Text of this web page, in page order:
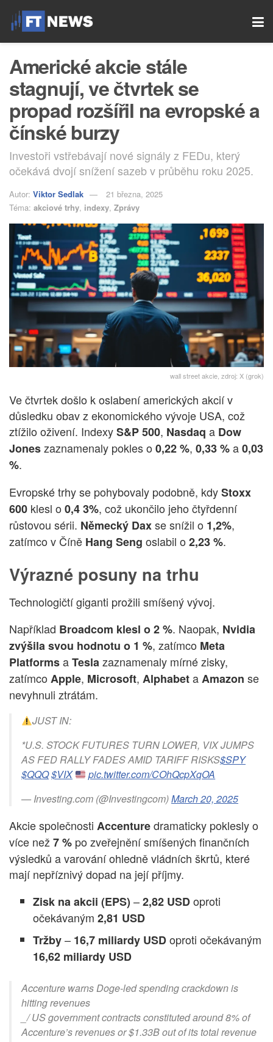
Americké akcie stále
stagnují, ve čtvrtek se
propad rozšířil na evropské a
čínské burzy
Investoři vstřebávají nové signály z FEDu, který
očekává dvojí snížení sazeb v průběhu roku 2025.
Autor: Viktor Sedlak
21 března, 2025
Téma: akciové trhy, indexy, Zprávy
wall street akcie, zdroj: X (grok)
Ve čtvrtek došlo k oslabení amerických akcií v
důsledku obav z ekonomického vývoje USA, což
ztížilo oživení. IndexyS&P 500, Nasdaq a Dow
Joneszaznamenaly pokles o 0,22 %, 0,33 %a0,03
%.
Evropské trhy se pohybovaly podobně, kdyStoxx
600 klesl o 0,4 3%, což ukončilo jeho čtyřdenní
růstovou sérii. Německý Daxse snížil o 1,2%,
zatímco v Číně Hang Seng oslabil o 2,23 %.
Výrazné posuny na trhu
Technologičtí giganti prožili smíšený vývoj.
Například Broadcom klesl o 2 %. Naopak, Nvidia
zvýšila svou hodnotu o 1 %, zatímco Meta
PlatformsaTeslazaznamenaly mírné zisky,
zatímco Apple, Microsoft, AlphabetaAmazon se
nevyhnuli ztrátám.
JUST IN:
*U.S. STOCK FUTURES TURN LOWER, VIX JUMPS
AS FED RALLY FADES AMID TARIFF RISKS$SPY
$QQQ$VIX
pic.twitter.com/COhQcpXqOA
— Investing.com (@Investingcom)March 20, 2025
Akcie společnosti Accenturedramaticky poklesly o
více než 7 % po zveřejnění smíšených finančních
výsledků a varování ohledně vládních škrtů, které
mají nepříznivý dopad na její příjmy.
Zisk na akcii (EPS) –2,82 USDoproti
očekávaným 2,81 USD
Tržby– 16,7 miliardy USDoproti očekávaným
16,62 miliardy USD
Accenture warns Doge-led spending crackdown is
hitting revenues
_/ US government contracts constituted around 8% of
Accenture’s revenues or $1.33B out of its total revenue